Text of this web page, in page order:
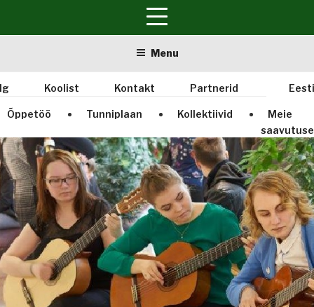
Menu
Koolist Kontakt Partnerid
Õppetöö Tunniplaan Kollektiivid
Meie